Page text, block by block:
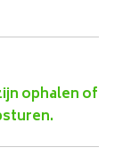
ophalen of